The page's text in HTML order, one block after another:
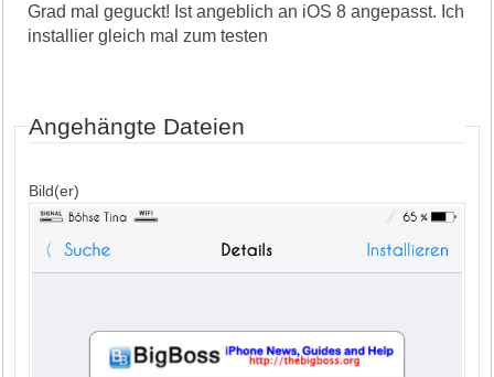
Grad mal geguckt! Ist angeblich an iOS 8 angepasst. Ich
installier gleich mal zum testen
Angehängte Dateien
Bild(er)